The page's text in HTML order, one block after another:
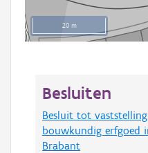
20 m
Besluiten
Besluit tot
bouwkundig erfgoed
Brabant